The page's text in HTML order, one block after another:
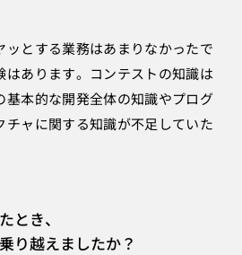
ッとする業務はあまりなかったで
はあります。コンテストの知識は
基本的な開発全体の知識やプログ
チャに関する知識が不足していた
とき、
り越えましたか？